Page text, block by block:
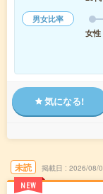
男女比率
女性
気になる!
未読
NEW
掲載日 2026/08/